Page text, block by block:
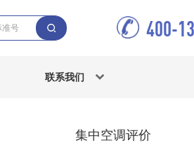
400-
联系我们
集中空调评价